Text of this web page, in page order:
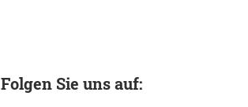
Folgen Sie uns auf: